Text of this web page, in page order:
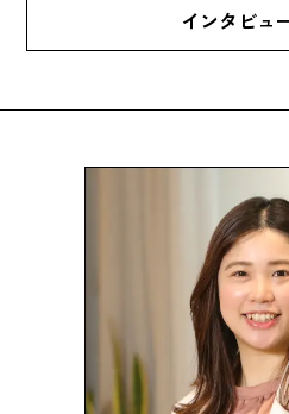
Q1.
現在私はプラットフォ
強しなおして、他社の
ェクトに参画し、プロ
に従事しています。私
関西と地域を横断した